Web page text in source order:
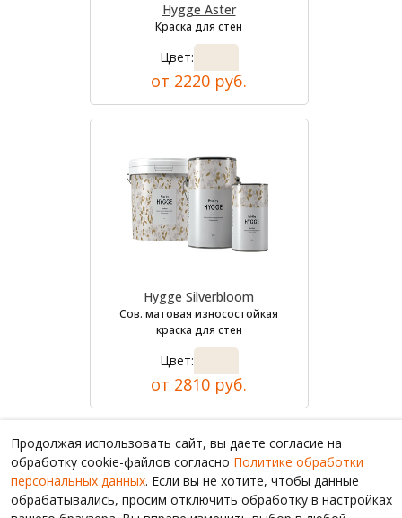
Hygge Aster
Краска для стен
Цвет:
от 2220 руб.
Hygge Silverbloom
Сов. матовая износостойкая
краска для стен
Цвет:
от 2810 руб.
Продолжая использовать сайт, вы даете согласие на
обработку cookie-файлов согласно Политике обработки
персональных данных. Если вы не хотите, чтобы данные
обрабатывались, просим отключить обработку в настройках